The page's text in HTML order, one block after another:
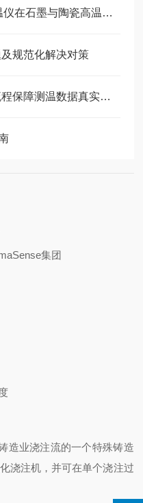
IMPAC IGA 320 短波红外测温仪在石墨与陶瓷高温测量中的应用
规范化解决对策
掌握火焰测温仪标准化操作流程保障测温数据真实有效
集团
造业浇注流的一个特殊铸造
浇注机，并可在单个浇注过